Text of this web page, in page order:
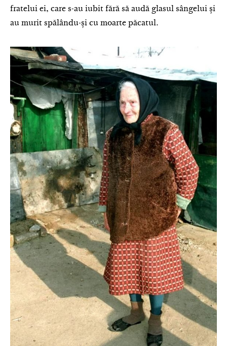
fratelui ei, care s-au iubit fără să audă glasul sângelui și
au murit spălându-și cu moarte păcatul.